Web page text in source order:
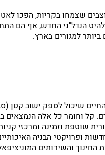
שצמחו בקריות, הפכו
הנדל"ני החדש, אף הם
למגורים בארץ.
שיכול לספק ישוב קטן
קל וחומר כל אלה
שוטפת וזמינה ומרכזי
ופרויקטי הבניה
והשירותים